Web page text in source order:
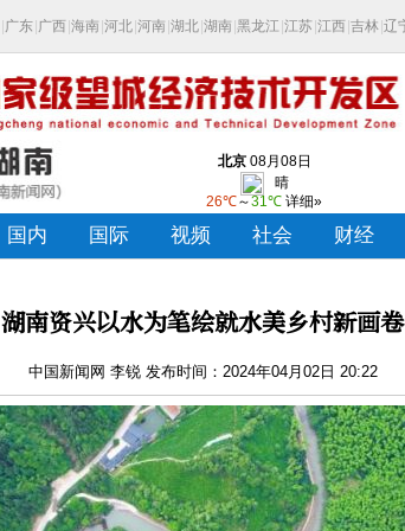
湖南资兴以水为笔绘就水美乡村新画卷
中国新闻网 李锐 发布时间：2024年04月02日 20:22